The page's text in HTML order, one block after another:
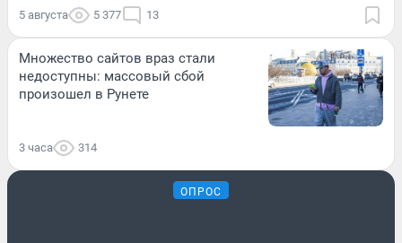
5 августа 5 377 13
Множество сайтов враз стали
недоступны: массовый сбой
произошел в Рунете
3 часа 314
ОПРОС